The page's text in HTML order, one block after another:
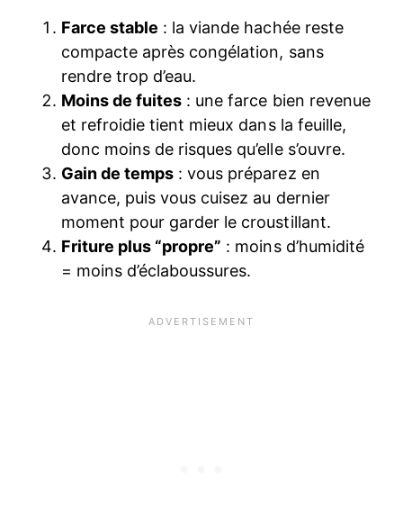
Farce stable : la viande hachée reste
compacte après congélation, sans
rendre trop d’eau.
Moins de fuites : une farce bien revenue
et refroidie tient mieux dans la feuille,
donc moins de risques qu’elle s’ouvre.
Gain de temps : vous préparez en
avance, puis vous cuisez au dernier
moment pour garder le croustillant.
Friture plus “propre” : moins d’humidité
= moins d’éclaboussures.